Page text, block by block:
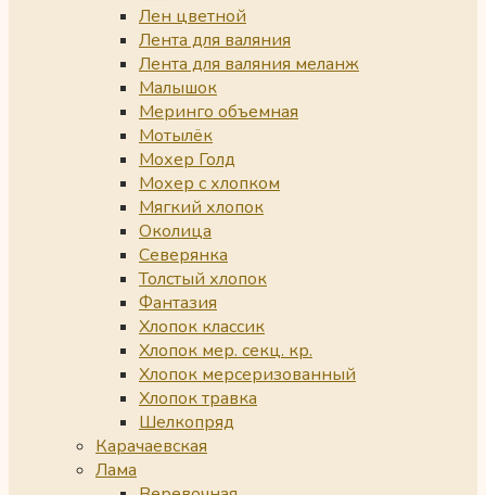
Лен цветной
Лента для валяния
Лента для валяния меланж
Малышок
Меринго объемная
Мотылёк
Мохер Голд
Мохер с хлопком
Мягкий хлопок
Околица
Северянка
Толстый хлопок
Фантазия
Хлопок классик
Хлопок мер. секц. кр.
Хлопок мерсеризованный
Хлопок травка
Шелкопряд
Карачаевская
Лама